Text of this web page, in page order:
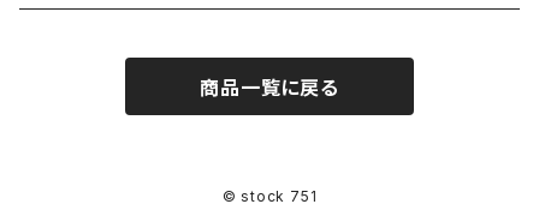
商品一覧に戻る
© stock 751